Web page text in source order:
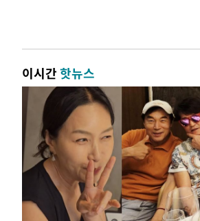
이시간핫뉴스